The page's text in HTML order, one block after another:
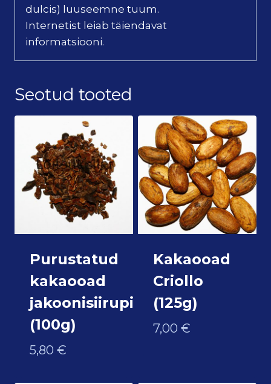
dulcis) luuseemne tuum.
Internetist leiab täiendavat
informatsiooni.
Seotud tooted
Purustatud
kakaooad
jakoonisiirupiga
(100g)
5,80 €
Kakaooad
Criollo
(125g)
7,00 €